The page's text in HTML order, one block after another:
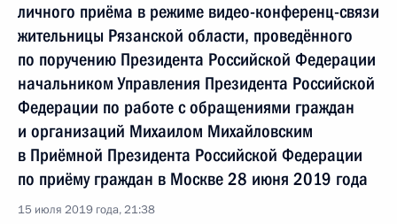
личного приёма в режиме видео-конференц-связи
жительницы Рязанской области, проведённого
по поручению Президента Российской Федерации
начальником Управления Президента Российской
Федерации по работе с обращениями граждан
и организаций Михаилом Михайловским
в Приёмной Президента Российской Федерации
по приёму граждан в Москве 28 июня 2019 года
15 июля 2019 года, 21:38